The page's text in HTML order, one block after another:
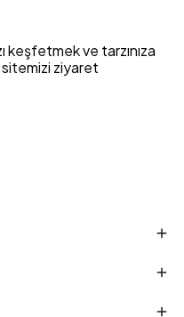
keşfetmek ve tarzınıza
ziyaret